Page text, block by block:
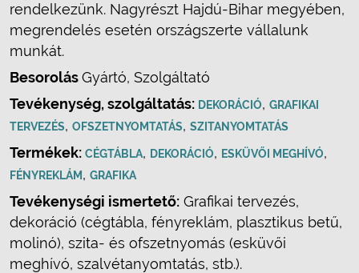
rendelkezünk. Nagyrészt Hajdú-Bihar megyében,
megrendelés esetén országszerte vállalunk
munkát.
BesorolásGyártó, Szolgáltató
Tevékenység, szolgáltatás: DEKORÁCIÓ, GRAFIKAI
TERVEZÉS, OFSZETNYOMTATÁS, SZITANYOMTATÁS
Termékek: CÉGTÁBLA, DEKORÁCIÓ, ESKÜVŐI MEGHÍVÓ,
FÉNYREKLÁM, GRAFIKA
Tevékenységi ismertető: Grafikai tervezés,
dekoráció (cégtábla, fényreklám, plasztikus betű,
molinó), szita- és ofszetnyomás (esküvői
meghívó, szalvétanyomtatás, stb.).